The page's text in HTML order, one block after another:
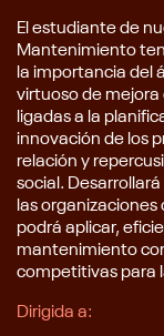
El estudiante de
Mantenimiento
la importancia del
virtuoso de
ligadas a la
innovación de los
relación y
social.
las
podrá aplicar,
mantenimiento
competitivas para
Dirigida a: